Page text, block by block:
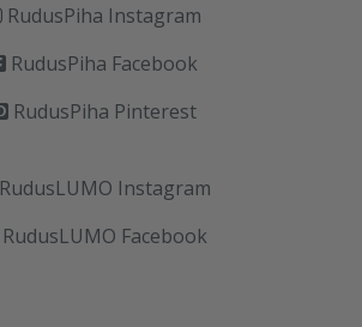
RudusPiha Instagram
RudusPiha Facebook
RudusPiha Pinterest
RudusLUMO Instagram
RudusLUMO Facebook